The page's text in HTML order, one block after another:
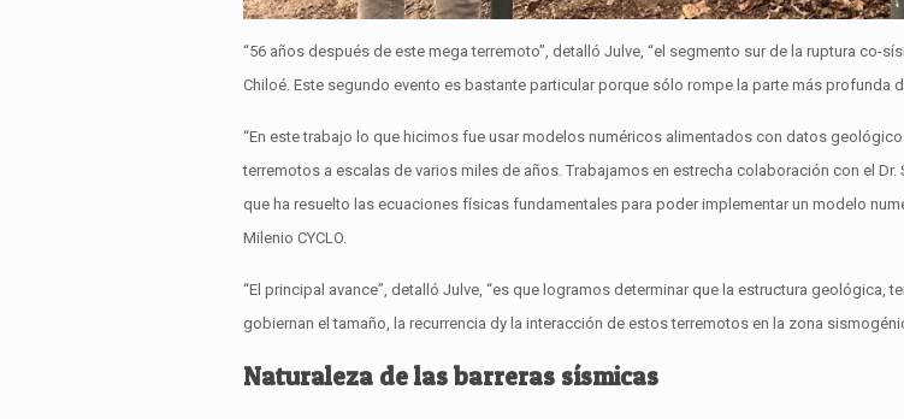
“56 años después de este mega terremoto”, detalló Julve, “el segmento sur de la ruptura co-
Chiloé. Este segundo evento es bastante particular porque sólo rompe la parte más profunda
“En este trabajo lo que hicimos fue usar modelos numéricos alimentados con datos
terremotos a escalas de varios miles de años. Trabajamos en estrecha colaboración con el Dr.
que ha resuelto las ecuaciones físicas fundamentales para poder implementar un modelo
Milenio CYCLO.
“El principal avance”, detalló Julve, “es que logramos determinar que la estructura
gobiernan el tamaño, la recurrencia dy la interacción de estos terremotos en la zona
Naturaleza de las barreras sísmicas